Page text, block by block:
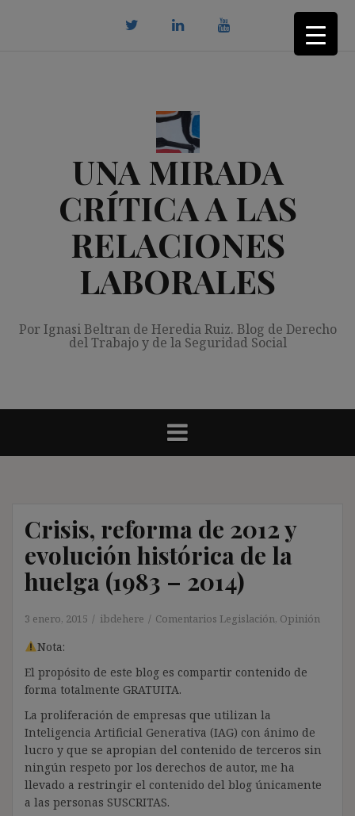
UNA MIRADA
CRÍTICA A LAS
RELACIONES
LABORALES
Por Ignasi Beltran de Heredia Ruiz. Blog de Derecho
del Trabajo y de la Seguridad Social
Crisis, reforma de 2012 y
evolución histórica de la
huelga (1983 – 2014)
3 enero, 2015 ibdehere Comentarios Legislación, Opinión
Nota:
El propósito de este blog es compartir contenido de
forma totalmente GRATUITA.
La proliferación de empresas que utilizan la
Inteligencia Artificial Generativa (IAG) con ánimo de
lucro y que se apropian del contenido de terceros sin
ningún respeto por los derechos de autor, me ha
llevado a restringir el contenido del blog únicamente
a las personas SUSCRITAS.